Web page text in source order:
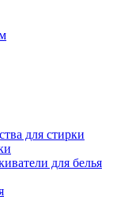
для стирки
для белья